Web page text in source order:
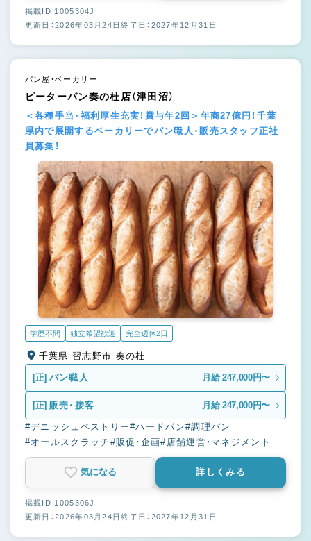
掲載ID 1005304J
更新日：2026年03月24日終了日：2027年12月31日
パン屋・ベーカリー
ピーターパン奏の杜店（津田沼）
＜各種手当・福利厚生充実！賞与年2回＞年商27億円！千葉
県内で展開するベーカリーでパン職人・販売スタッフ正社
員募集！
学歴不問 独立希望歓迎 完全週休2日
千葉県 習志野市 奏の杜
[正] パン職人 月給 247,000円〜
[正] 販売・接客 月給 247,000円〜
#デニッシュペストリー#ハードパン#調理パン
#オールスクラッチ #販促・企画#店舗運営・マネジメント
気になる 詳しくみる
掲載ID 1005306J
更新日：2026年03月24日終了日：2027年12月31日